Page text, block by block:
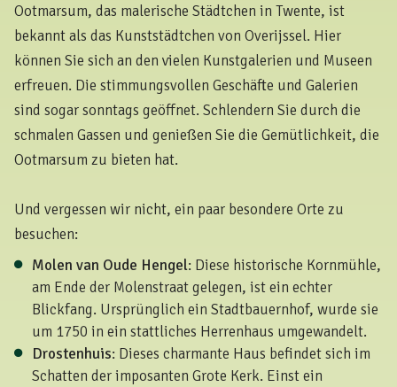
Ootmarsum, das malerische Städtchen in Twente, ist
bekannt als das Kunststädtchen von Overijssel. Hier
können Sie sich an den vielen Kunstgalerien und Museen
erfreuen. Die stimmungsvollen Geschäfte und Galerien
sind sogar sonntags geöffnet. Schlendern Sie durch die
schmalen Gassen und genießen Sie die Gemütlichkeit, die
Ootmarsum zu bieten hat.
Und vergessen wir nicht, ein paar besondere Orte zu
besuchen:
Molen van Oude Hengel: Diese historische Kornmühle,
am Ende der Molenstraat gelegen, ist ein echter
Blickfang. Ursprünglich ein Stadtbauernhof, wurde sie
um 1750 in ein stattliches Herrenhaus umgewandelt.
Drostenhuis: Dieses charmante Haus befindet sich im
Schatten der imposanten Grote Kerk. Einst ein